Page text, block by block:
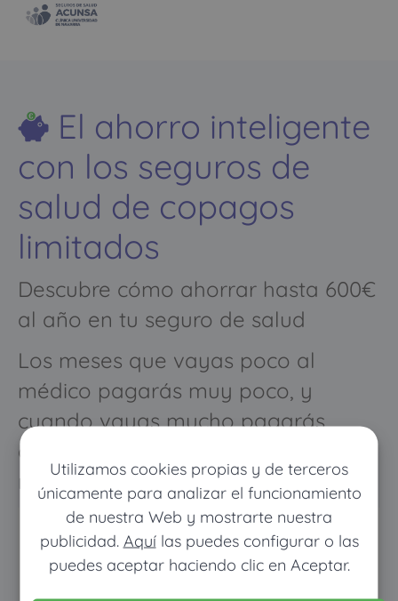
Utilizamos cookies propias y de terceros
únicamente para analizar el funcionamiento
de nuestra Web y mostrarte nuestra
publicidad. Aquílas puedes configurar o las
puedes aceptar haciendo clic en Aceptar.
El ahorro inteligente
con los seguros de
salud de copagos
limitados
Descubre cómo ahorrar hasta 600€
al año en tu seguro de salud
Los meses que vayas poco al
médico pagarás muy poco, y
cuando vayas mucho pagarás
como con un seguro médico
normal